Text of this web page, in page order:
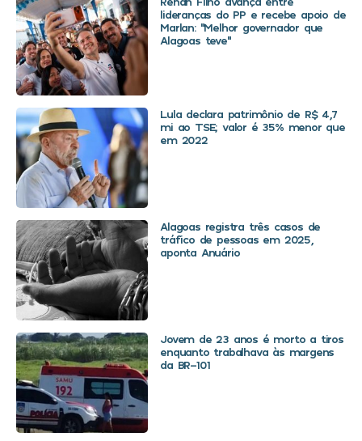
lideranças do PP e recebe apoio de
Marlan: “Melhor governador que
Alagoas teve”
Lula declara patrimônio de R$ 4,7
mi ao TSE; valor é 35% menor que
em 2022
Alagoas registra três casos de
tráfico de pessoas em 2025,
aponta Anuário
Jovem de 23 anos é morto a tiros
enquanto trabalhava às margens
da BR-101